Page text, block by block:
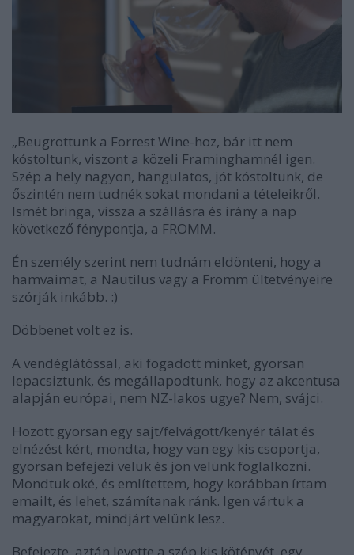
„Beugrottunk a Forrest Wine-hoz, bár itt nem
kóstoltunk, viszont a közeli Framinghamnél igen.
Szép a hely nagyon, hangulatos, jót kóstoltunk, de
őszintén nem tudnék sokat mondani a tételeikről.
Ismét bringa, vissza a szállásra és irány a nap
következő fénypontja, a FROMM.
Én személy szerint nem tudnám eldönteni, hogy a
hamvaimat, a Nautilus vagy a Fromm ültetvényeire
szórják inkább. :)
Döbbenet volt ez is.
A vendéglátóssal, aki fogadott minket, gyorsan
lepacsiztunk, és megállapodtunk, hogy az akcentusa
alapján európai, nem NZ-lakos ugye? Nem, svájci.
Hozott gyorsan egy sajt/felvágott/kenyér tálat és
elnézést kért, mondta, hogy van egy kis csoportja,
gyorsan befejezi velük és jön velünk foglalkozni.
Mondtuk oké, és említettem, hogy korábban írtam
emailt, és lehet, számítanak ránk. Igen vártuk a
magyarokat, mindjárt velünk lesz.